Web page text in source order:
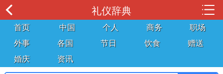
礼仪辞典
首页 中国 个人 商务
职场
外事
各国 节日 饮食
赠送
婚庆
资讯